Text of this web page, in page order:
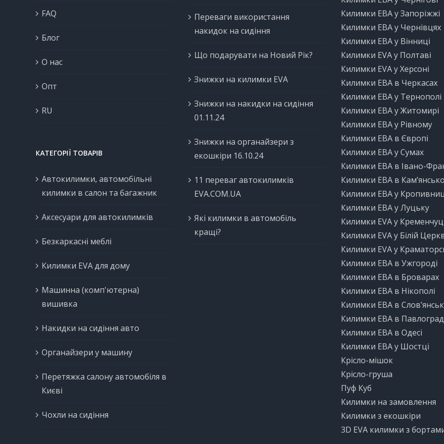
FAQ
Блог
О нас
Опт
RU
КАТЕГОРІЇ ТОВАРІВ
Автокилимки, автомобільні
килимки в салон та багажник
Аксесуари для автокилимків
Безкаркасні меблі
Килимки EVA для дому
Машинна (комп'ютерна)
вишивка
Накидки на сидіння авто
Органайзери у машину
Перетяжка салону автомобіля в
Києві
Чохли на сидіння
Переваги використання
накидок на сидіння
Що подарувати на Новий Рік?
Знижки на килимки EVA
Знижки на накидки на сидіння
01.11.24
Знижки на органайзери з
екошкіри 16.10.24
11 переваг автокилимків
EVA.COM.UA
Які килимки в автомобіль
кращі?
Килимки ЕВА у Запоріжжі
Килимки ЕВА у Чернівцях
Килимки ЕВА у Вінниці
Килимки EVA у Полтаві
Килимки EVA у Херсоні
Килимки ЕВА в Черкасах
Килимки ЕВА у Тернополі
Килимки ЕВА у Житомирі
Килимки ЕВА у Рівному
Килимки ЕВА в Європі
Килимки ЕВА у Сумах
Килимки ЕВА в Івано-
Килимки ЕВА в
Килимки ЕВА у
Килимки ЕВА у Луцьку
Килимки EVA у
Килимки EVA у Білій
Килимки EVA у
Килимки ЕВА в Ужгороді
Килимки ЕВА в Броварах
Килимки ЕВА в Нікополі
Килимки ЕВА в
Килимки ЕВА в
Килимки ЕВА в Одесі
Килимки ЕВА у Шостці
Крісло-мішок
Крісло-груша
Пуф Куб
Килимки на замовлення
Килимки з екошкіри
3D EVA килимки з